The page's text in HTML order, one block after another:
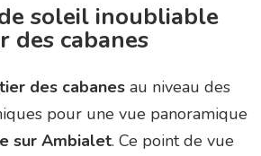
soleil inoubliable
des cabanes
des cabanes au niveau des
pour une vue panoramique
sur Ambialet. Ce point de vue